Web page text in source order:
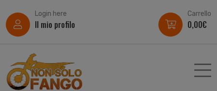
Login here
Il mio profilo
Carrello
0,00€